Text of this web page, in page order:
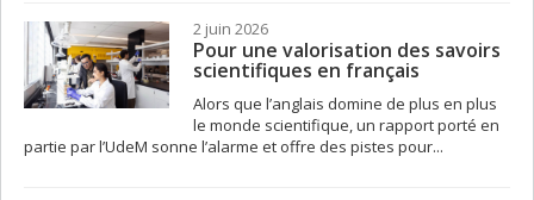
2 juin 2026
Pour une valorisation des savoirs
scientifiques en français
Alors que l’anglais domine de plus en plus
le monde scientifique, un rapport porté en
partie par l’UdeM sonne l’alarme et offre des pistes pour...